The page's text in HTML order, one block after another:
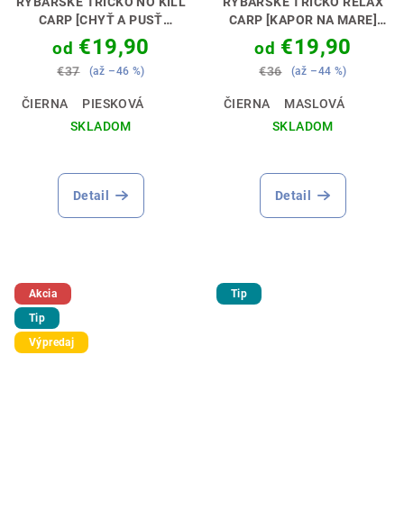
CARP [CHYŤ A PUSŤ
KAPOR] RYBOLOV S
REŠPEKTOM 🎣🤝
od €19,90
€37 (až –46 %)
ČIERNA
PIESKOVÁ
SKLADOM
Detail
CARP [KAPOR NA MARE]
RYBAČKA JE RELAX🎣🌊
od €19,90
€36 (až –44 %)
ČIERNA
MASLOVÁ
SKLADOM
Detail
Akcia
Tip
Výpredaj
Tip